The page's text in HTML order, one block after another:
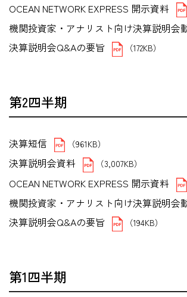
OCEAN NETWORK EXPRESS 開示資料
機関投資家・アナリスト向け決算説明会
決算説明会Q&Aの要旨
（172KB）
第2四半期
決算短信 （961KB）
決算説明会資料 （3,007KB）
OCEAN NETWORK EXPRESS 開示資料
機関投資家・アナリスト向け決算説明会
決算説明会Q&Aの要旨
（194KB）
第1四半期